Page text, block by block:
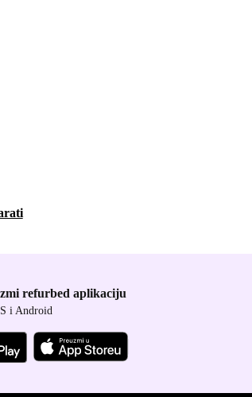
refurbed aplikaciju
i Android